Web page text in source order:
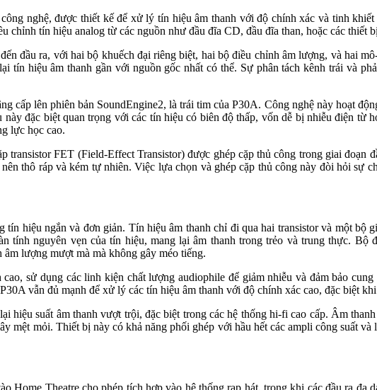
nghệ, được thiết kế để xử lý tín hiệu âm thanh với độ chính xác và tinh
chỉnh tín hiệu analog từ các nguồn như đầu đĩa CD, đầu đĩa than, hoặc các thiết
đầu ra, với hai bộ khuếch đại riêng biệt, hai bộ điều chỉnh âm lượng, và hai
tín hiệu âm thanh gần với nguồn gốc nhất có thể. Sự phân tách kênh trái và
cấp lên phiên bản SoundEngine2, là trái tim của P30A. Công nghệ này hoạt
đặc biệt quan trọng với các tín hiệu có biên độ thấp, vốn dễ bị nhiễu điện từ
lực học cao.
transistor FET (Field-Effect Transistor) được ghép cặp thủ công trong giai đoạn
thô ráp và kém tự nhiên. Việc lựa chọn và ghép cặp thủ công này đòi hỏi sự
hiệu ngắn và đơn giản. Tín hiệu âm thanh chỉ đi qua hai transistor và một bộ
tính nguyên vẹn của tín hiệu, mang lại âm thanh trong trẻo và trung thực. Bộ
lượng mượt mà mà không gây méo tiếng.
sử dụng các linh kiện chất lượng audiophile để giảm nhiễu và đảm bảo
vẫn đủ mạnh để xử lý các tín hiệu âm thanh với độ chính xác cao, đặc biệt
hiệu suất âm thanh vượt trội, đặc biệt trong các hệ thống hi-fi cao cấp. Âm
mệt mỏi. Thiết bị này có khả năng phối ghép với hầu hết các ampli công suất
Home Theatre cho phép tích hợp vào hệ thống rạp hát, trong khi các đầu ra